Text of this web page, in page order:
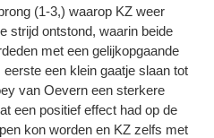
(1-3,) waarop KZ weer
strijd ontstond, waarin beide
met een gelijkopgaande
een klein gaatje slaan tot
van Oevern een sterkere
een positief effect had op de
kon worden en KZ zelfs met